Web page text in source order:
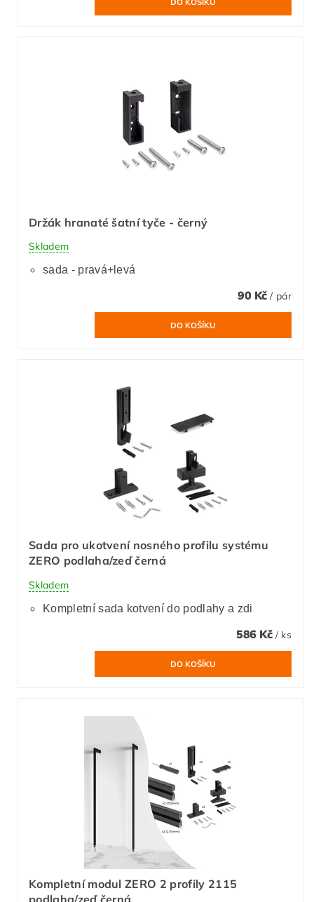
Držák hranaté šatní tyče - černý
Skladem
sada - pravá+levá
90 Kč/ pár
Sada pro ukotvení nosného profilu systému
ZERO podlaha/zeď černá
Skladem
Kompletní sada kotvení do podlahy a zdi
586 Kč / ks
Kompletní modul ZERO 2 profily 2115
podlaha/zeď černá